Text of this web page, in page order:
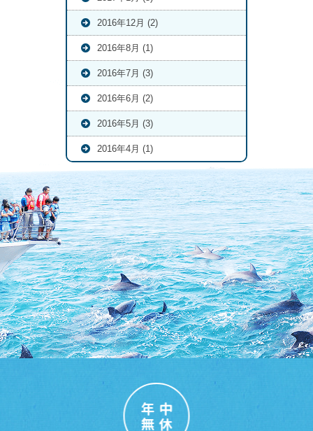
2016年12月 (2)
2016年8月 (1)
2016年7月 (3)
2016年6月 (2)
2016年5月 (3)
2016年4月 (1)
年中
無休